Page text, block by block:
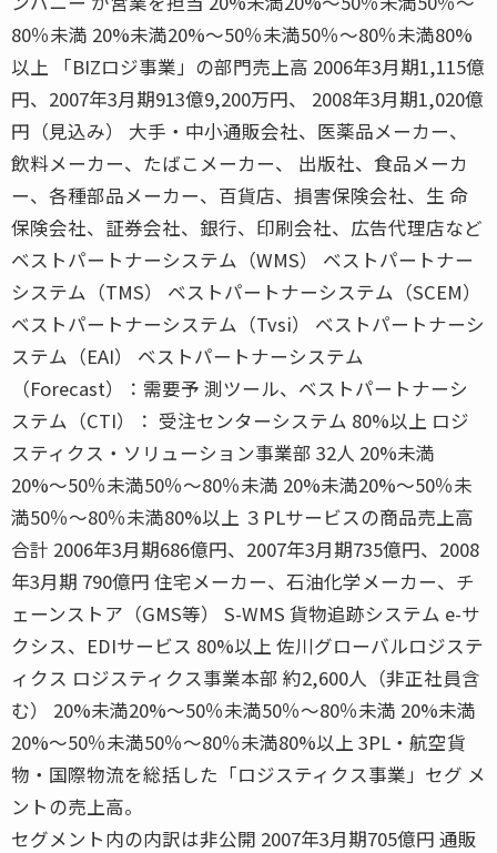
80％未満 20%未満20%〜50％未満50％〜80％未満80%
以上 「BIZロジ事業」の部門売上高 2006年3月期1,115億
円、2007年3月期913億9,200万円、 2008年3月期1,020億
円（見込み） 大手・中小通販会社、医薬品メーカー、
飲料メーカー、たばこメーカー、 出版社、食品メーカ
ー、各種部品メーカー、百貨店、損害保険会社、生 命
保険会社、証券会社、銀行、印刷会社、広告代理店など
ベストパートナーシステム（WMS） ベストパートナー
システム（TMS） ベストパートナーシステム（SCEM）
ベストパートナーシステム（Tvsi） ベストパートナーシ
ステム（EAI） ベストパートナーシステム
（Forecast）：需要予 測ツール、ベストパートナーシ
ステム（CTI）： 受注センターシステム 80%以上 ロジ
スティクス・ソリューション事業部 32人 20%未満
20%〜50％未満50％〜80％未満 20%未満20%〜50％未
満50％〜80％未満80%以上 ３PLサービスの商品売上高
合計 2006年3月期686億円、2007年3月期735億円、2008
年3月期 790億円 住宅メーカー、石油化学メーカー、チ
ェーンストア（GMS等） S-WMS 貨物追跡システム e-サ
クシス、EDIサービス 80%以上 佐川グローバルロジステ
ィクス ロジスティクス事業本部 約2,600人（非正社員含
む） 20%未満20%〜50％未満50％〜80％未満 20%未満
20%〜50％未満50％〜80％未満80%以上 3PL・航空貨
物・国際物流を総括した「ロジスティクス事業」セグ メ
ントの売上高。
セグメント内の内訳は非公開 2007年3月期705億円 通販